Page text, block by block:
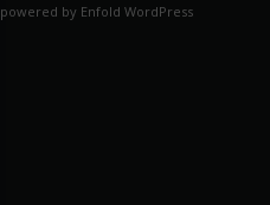
powered by Enfold WordPress